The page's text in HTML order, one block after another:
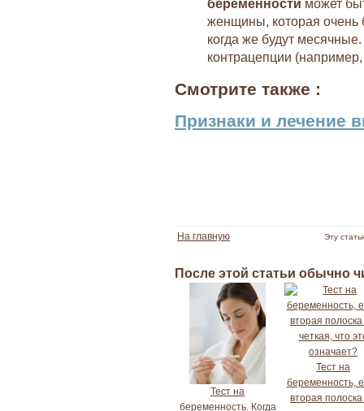
беременности может
женщины, которая очень
когда же будут
контрацепции
Смотрите также :
Признаки и лечение
На главную Эту
После этой статьи обычно
Тест на
беременность. Когда
Тест на
беременность,
вторая